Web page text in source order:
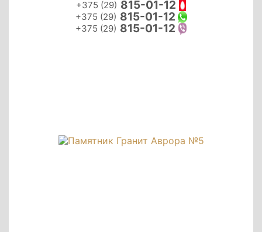
+375 (29) 815-01-12
+375 (29) 815-01-12
+375 (29) 815-01-12